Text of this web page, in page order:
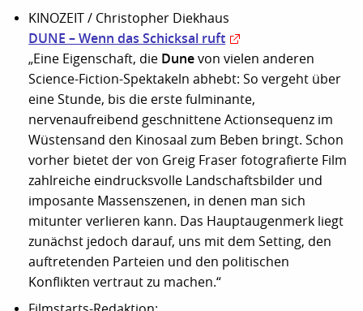
KINOZEIT / Christopher Diekhaus
DUNE – Wenn das Schicksal ruft
„Eine Eigenschaft, die Dune von vielen anderen
Science-Fiction-Spektakeln abhebt: So vergeht über
eine Stunde, bis die erste fulminante,
nervenaufreibend geschnittene Actionsequenz im
Wüstensand den Kinosaal zum Beben bringt. Schon
vorher bietet der von Greig Fraser fotografierte Film
zahlreiche eindrucksvolle Landschaftsbilder und
imposante Massenszenen, in denen man sich
mitunter verlieren kann. Das Hauptaugenmerk liegt
zunächst jedoch darauf, uns mit dem Setting, den
auftretenden Parteien und den politischen
Konflikten vertraut zu machen.“